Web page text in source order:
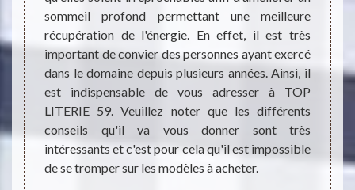
de
il est
en la
vous
vous
très
sommeil profond permettant une meilleure
récupération de l'énergie. En effet, il est très
important de convier des personnes ayant exercé
dans le domaine depuis plusieurs années. Ainsi, il
est indispensable de vous adresser à TOP
LITERIE 59. Veuillez noter que les différents
conseils qu'il va vous donner sont très
intéressants et c'est pour cela qu'il est impossible
de se tromper sur les modèles à acheter.
dans
les
est
votre